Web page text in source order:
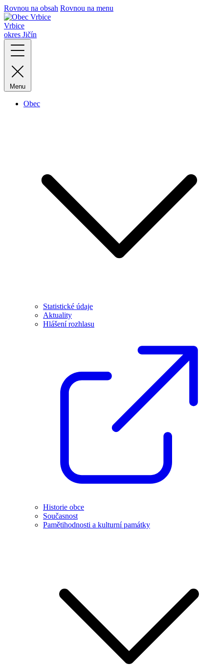
Rovnou na obsah Rovnou na menu
Vrbice
okres Jičín
Menu
Obec
Statistické údaje
Aktuality
Hlášení rozhlasu
Historie obce
Současnost
Pamětihodnosti a kulturní památky